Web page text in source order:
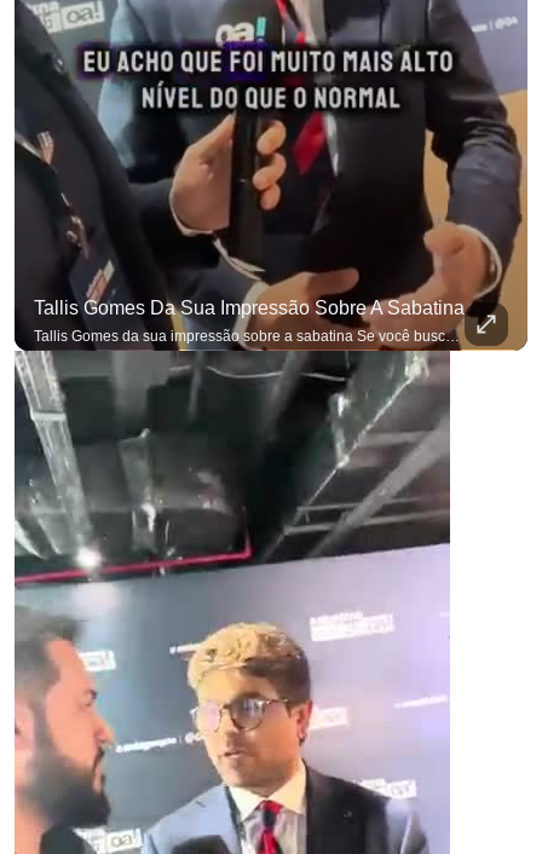
Tallis Gomes Da Sua Impressão Sobre A Sabatina
Tallis Gomes da sua impressão sobre a sabatina Se você busca informação com credibilidade, inscreva-se agora e ative o